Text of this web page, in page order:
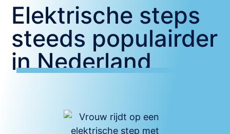
Elektrische steps
steeds populairder
in Nederland